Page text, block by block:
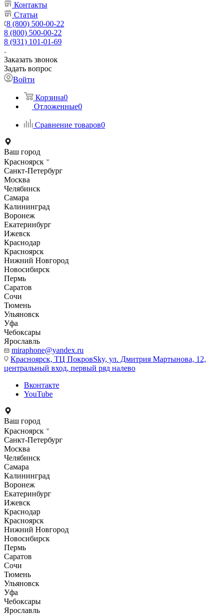
Контакты
Статьи
8 (800) 500-00-22
8 (800) 500-00-22
8 (931) 101-01-69
Заказать звонок
Задать вопрос
Войти
Корзина0
Отложенные0
Сравнение товаров0
Ваш город
Красноярск
Санкт-Петербург
Москва
Челябинск
Самара
Калининград
Воронеж
Екатеринбург
Ижевск
Краснодар
Красноярск
Нижний Новгород
Новосибирск
Пермь
Саратов
Сочи
Тюмень
Ульяновск
Уфа
Чебоксары
Ярославль
miraphone@yandex.ru
Красноярск, ТЦ ПокровSky, ул. Дмитрия Мартынова, 12,
центральный вход, первый ряд налево
Вконтакте
YouTube
Ваш город
Красноярск
Санкт-Петербург
Москва
Челябинск
Самара
Калининград
Воронеж
Екатеринбург
Ижевск
Краснодар
Красноярск
Нижний Новгород
Новосибирск
Пермь
Саратов
Сочи
Тюмень
Ульяновск
Уфа
Чебоксары
Ярославль